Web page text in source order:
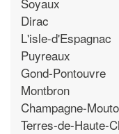
Dirac
L'isle-d'Espagnac
Puyreaux
Gond-Pontouvre
Montbron
Champagne-
Terres-de-Haute-